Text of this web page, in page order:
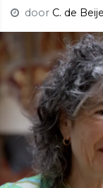
door C. de